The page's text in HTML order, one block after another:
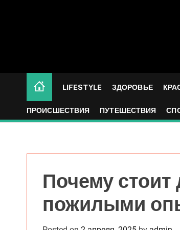
t
LIFESTYLE ЗДОРОВЬЕ
ПРОИСШЕСТВИЯ ПУТЕШЕСТВИЯ
Почему стоит
пожилыми